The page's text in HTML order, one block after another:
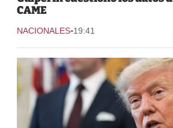
CAME
NACIONALES-19:41